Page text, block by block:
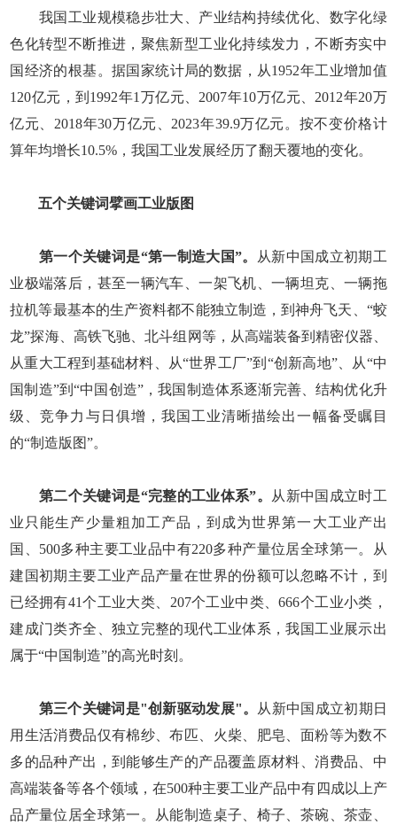
我国工业规模稳步壮大、产业结构持续优化、数字化绿
色化转型不断推进，聚焦新型工业化持续发力，不断夯实中
国经济的根基。据国家统计局的数据，从1952年工业增加值
120亿元，到1992年1万亿元、2007年10万亿元、2012年20万
亿元、2018年30万亿元、2023年39.9万亿元。按不变价格计
算年均增长10.5%，我国工业发展经历了翻天覆地的变化。
五个关键词擘画工业版图
第一个关键词是“第一制造大国”。
从新中国成立初期工
业极端落后，甚至一辆汽车、一架飞机、一辆坦克、一辆拖
拉机等最基本的生产资料都不能独立制造，到神舟飞天、“蛟
龙”探海、高铁飞驰、北斗组网等，从高端装备到精密仪器、
从重大工程到基础材料、从“世界工厂”到“创新高地”、从“中
国制造”到“中国创造”，我国制造体系逐渐完善、结构优化升
级、竞争力与日俱增，我国工业清晰描绘出一幅备受瞩目
的“制造版图”。
第二个关键词是“完整的工业体系”。
从新中国成立时工
业只能生产少量粗加工产品，到成为世界第一大工业产出
国、500多种主要工业品中有220多种产量位居全球第一。从
建国初期主要工业产品产量在世界的份额可以忽略不计，到
已经拥有41个工业大类、207个工业中类、666个工业小类，
建成门类齐全、独立完整的现代工业体系，我国工业展示出
属于“中国制造”的高光时刻。
第三个关键词是"创新驱动发展"。 从新中国成立初期日
用生活消费品仅有棉纱、布匹、火柴、肥皂、面粉等为数不
多的品种产出，到能够生产的产品覆盖原材料、消费品、中
高端装备等各个领域，在500种主要工业产品中有四成以上产
品产量位居全球第一。从能制造桌子、椅子、茶碗、茶壶、